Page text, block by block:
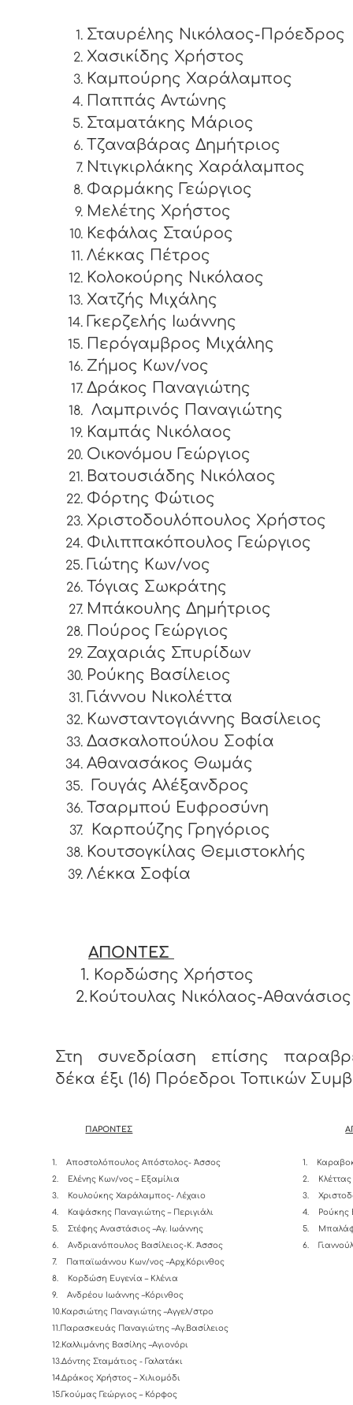
Σταυρέλης Νικόλαος-Πρόεδρος
Χασικίδης Χρήστος
Καμπούρης Χαράλαμπος
Παππάς Αντώνης
Σταματάκης Μάριος
Τζαναβάρας Δημήτριος
Ντιγκιρλάκης Χαράλαμπος
Φαρμάκης Γεώργιος
Μελέτης Χρήστος
Κεφάλας Σταύρος
Λέκκας Πέτρος
Κολοκούρης Νικόλαος
Χατζής Μιχάλης
Γκερζελής Ιωάννης
Περόγαμβρος Μιχάλης
Ζήμος Κων/νος
Δράκος Παναγιώτης
Λαμπρινός Παναγιώτης
Καμπάς Νικόλαος
Οικονόμου Γεώργιος
Βατουσιάδης Νικόλαος
Φόρτης Φώτιος
Χριστοδουλόπουλος Χρήστος
Φιλιππακόπουλος Γεώργιος
Γιώτης Κων/νος
Τόγιας Σωκράτης
Μπάκουλης Δημήτριος
Πούρος Γεώργιος
Ζαχαριάς Σπυρίδων
Ρούκης Βασίλειος
Γιάννου Νικολέττα
Κωνσταντογιάννης Βασίλειος
Δασκαλοπούλου Σοφία
Αθανασάκος Θωμάς
Γουγάς Αλέξανδρος
Τσαρμπού Ευφροσύνη
Καρπούζης Γρηγόριος
Κουτσογκίλας Θεμιστοκλής
Λέκκα Σοφία
ΑΠΟΝΤΕΣ
1. Κορδώσης Χρήστος
2. Κούτουλας Νικόλαος-Αθανάσιος
Στη συνεδρίαση επίσης
δέκα έξι (16) Πρόεδροι Τοπικών
ΠΑΡΟΝΤΕΣ
1.
Αποστολόπουλος Απόστολος- Άσσος
2.
Ελένης Κων/νος – Εξαμίλια
3.
Κουλούκης Χαράλαμπος- Λέχαιο
4.
Καψάσκης Παναγιώτης – Περιγιάλι
5.
Στέφης Αναστάσιος –Αγ. Ιωάννης
6.
Ανδριανόπουλος Βασίλειος-K. Άσσος
7.
Παπαϊωάννου Κων/νος –Αρχ.Κόρινθος
8.
Κορδώση Ευγενία – Κλένια
9.
Ανδρέου Ιωάννης –Κόρινθος
10.Καρσιώτης Παναγιώτης –Αγγελ/στρο
11.Παρασκευάς Παναγιώτης –Αγ.Βασίλειος
12.Καλλιμάνης Βασίλης –Αγιονόρι
13.Δόντης Σταμάτιος - Γαλατάκι
14.Δράκος Χρήστος – Χιλιομόδι
15.Γκούμας Γεώργιος – Κόρφος
1.
2.
3.
4.
Ρούκης
5.
6.